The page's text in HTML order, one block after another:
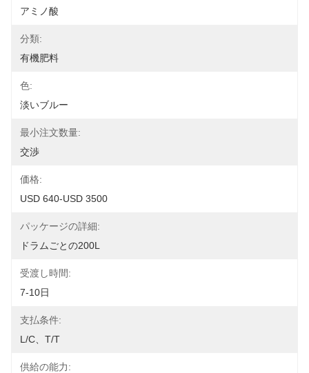
アミノ酸
分類:
有機肥料
色:
淡いブルー
最小注文数量:
交渉
価格:
USD 640-USD 3500
パッケージの詳細:
ドラムごとの200L
受渡し時間:
7-10日
支払条件:
L/C、T/T
供給の能力: